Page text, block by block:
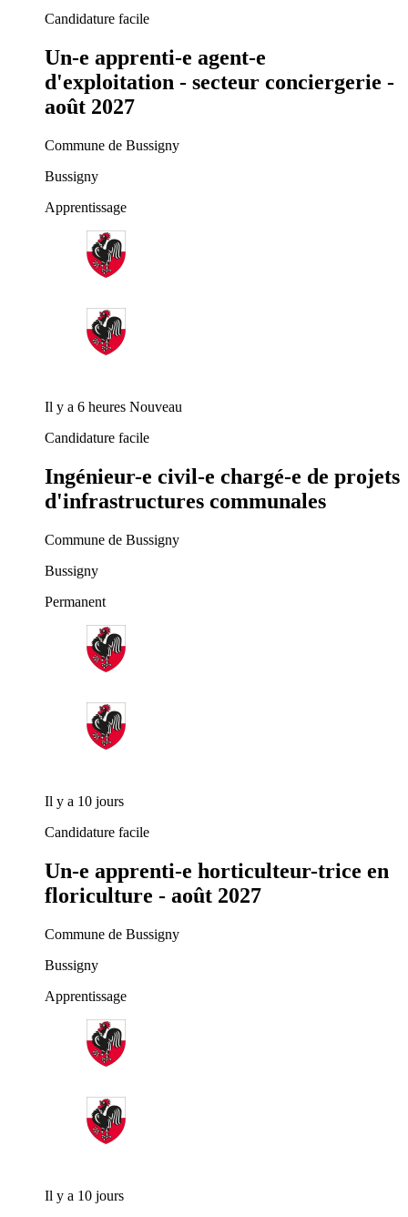
Candidature facile
Un-e apprenti-e agent-e
d'exploitation - secteur conciergerie -
août 2027
Commune de Bussigny
Bussigny
Apprentissage
Il y a 6 heures Nouveau
Candidature facile
Ingénieur-e civil-e chargé-e de projets
d'infrastructures communales
Commune de Bussigny
Bussigny
Permanent
Il y a 10 jours
Candidature facile
Un-e apprenti-e horticulteur-trice en
floriculture - août 2027
Commune de Bussigny
Bussigny
Apprentissage
Il y a 10 jours